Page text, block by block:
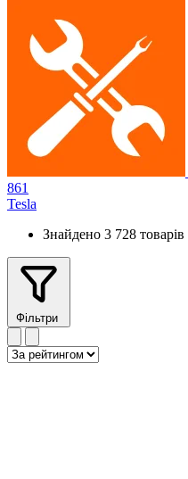
861
Tesla
Знайдено 3 728 товарів
Фільтри